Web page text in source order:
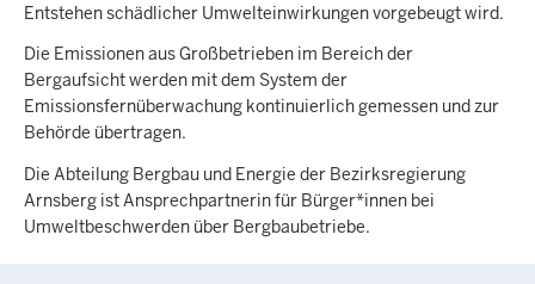
Entstehen schädlicher Umwelteinwirkungen vorgebeugt wird.
Die Emissionen aus Großbetrieben im Bereich der
Bergaufsicht werden mit dem System der
Emissionsfernüberwachung kontinuierlich gemessen und zur
Behörde übertragen.
Die Abteilung Bergbau und Energie der Bezirksregierung
Arnsberg ist Ansprechpartnerin für Bürger*innen bei
Umweltbeschwerden über Bergbaubetriebe.